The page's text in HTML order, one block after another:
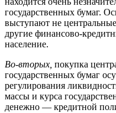
государственных бумаг.
выступают не
другие финансово-
население.
Во-вторых, покупка
государственных бумаг
регулирования
массы и курса
денежно — кредитной